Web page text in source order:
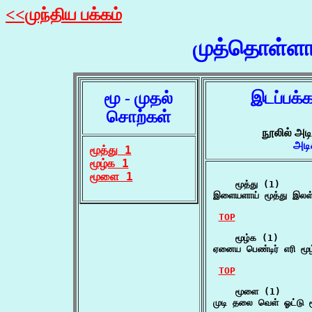
<<முந்திய பக்கம்
மூ - முதல்
சொற்கள்
மூத்து 1
மூழ்க 1
மூளை 1
நூலில்
    மூத்து (1)
இளையளாய் மூத்து
TOP
    மூழ்க (1)
ஏனைய பெண்டிர் எரி
TOP
    மூளை (1)
முடி தலை வெள்